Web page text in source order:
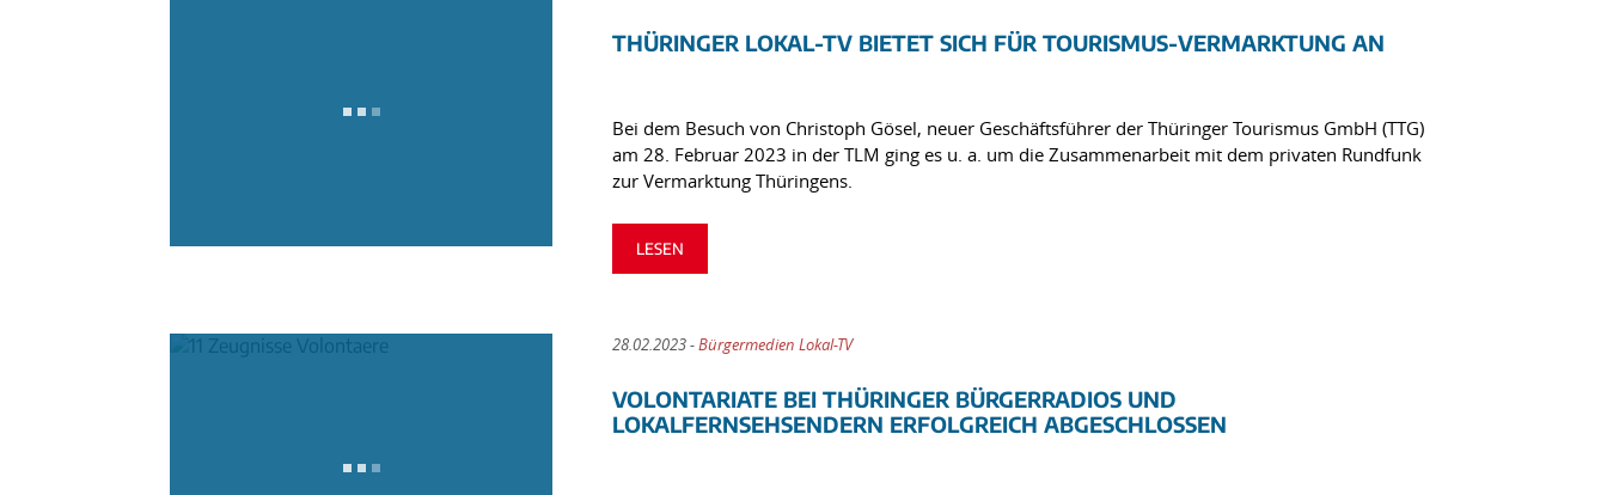
THÜRINGER LOKAL-TV BIETET SICH FÜR TOURISMUS-VERMARKTUNG AN
Bei dem Besuch von Christoph Gösel, neuer Geschäftsführer der Thüringer Tourismus GmbH (TTG)
am 28. Februar 2023 in der TLM ging es u. a. um die Zusammenarbeit mit dem privaten Rundfunk
zur Vermarktung Thüringens.
LESEN
28.02.2023 -Bürgermedien Lokal-TV
VOLONTARIATE BEI THÜRINGER BÜRGERRADIOS UND
LOKALFERNSEHSENDERN ERFOLGREICH ABGESCHLOSSEN